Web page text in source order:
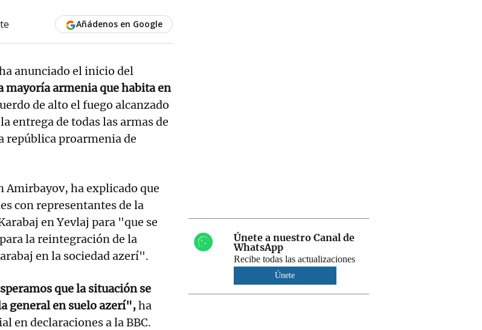
Añádenos en Google
anunciado el inicio del
armenia que habita en
de alto el fuego alcanzado
entrega de todas las armas de
república proarmenia de
ha explicado que
con representantes de la
en Yevlaj para "que se
la reintegración de la
en la sociedad azerí".
que la situación se
general en suelo azerí",ha
en declaraciones a la BBC.
Únete a nuestro Canal de
WhatsApp
Recibe todas las actualizaciones
Únete